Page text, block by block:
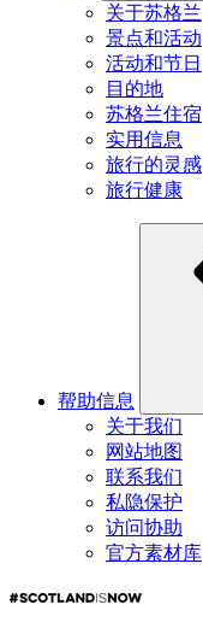
关于苏格兰
景点和活动
活动和节日
目的地
苏格兰住宿
实用信息
旅行的灵感
旅行健康
帮助信息
关于我们
网站地图
联系我们
私隐保护
访问协助
官方素材库